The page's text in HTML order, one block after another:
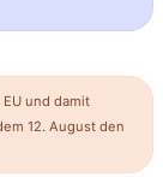
und damit
12. August den